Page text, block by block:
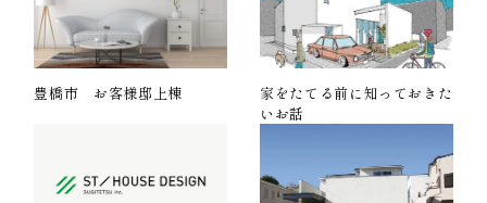
豊橋市 お客様邸上棟
家をたてる前に知っておきた
いお話